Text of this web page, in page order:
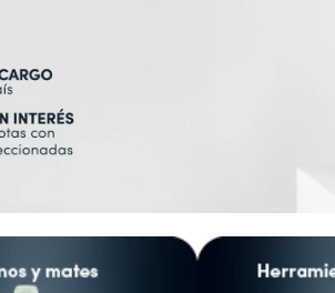
8.
10. secarropas